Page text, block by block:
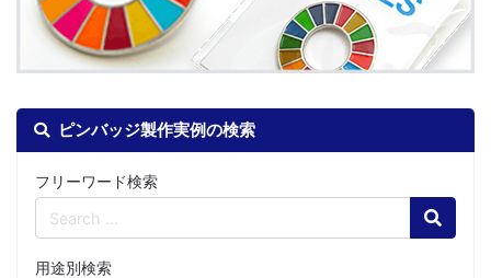
ピンバッジ製作実例の検索
フリーワード検索
Search
用途別検索